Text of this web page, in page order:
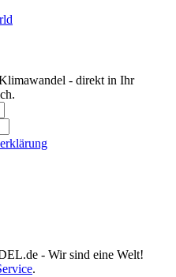
- direkt in Ihr
- Wir sind eine Welt!
.